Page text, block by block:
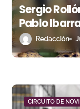
Sergio
Pablo
Tres del
Redacción
CIRCUITO DE